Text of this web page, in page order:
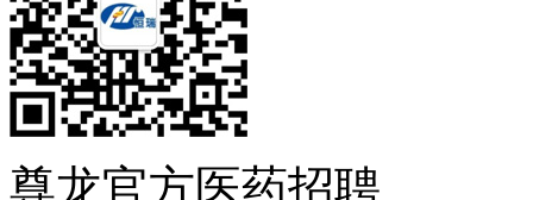
尊龙官方医药招聘